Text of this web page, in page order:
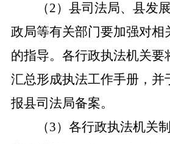
（2）县司法局、县发
政局等有关部门要加强对相
的指导。各行政执法机关要
汇总形成执法工作手册，并
报县司法局备案。
（3）各行政执法机关